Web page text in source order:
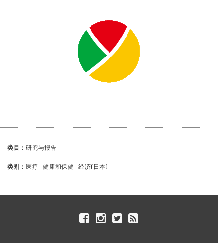
类目：研究与报告
类别：医疗 健康和保健 经济(日本)